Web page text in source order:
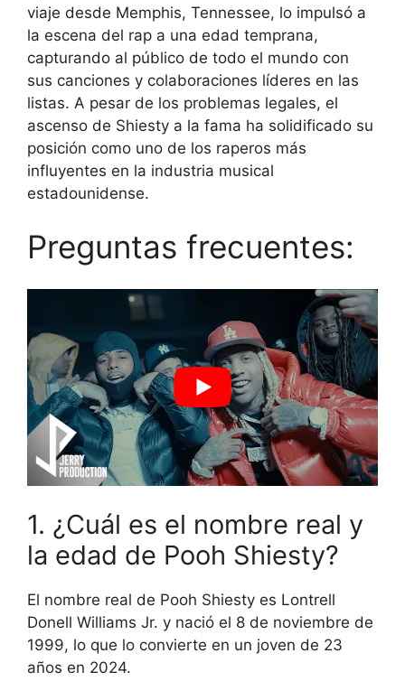
viaje desde Memphis, Tennessee, lo impulsó a
la escena del rap a una edad temprana,
capturando al público de todo el mundo con
sus canciones y colaboraciones líderes en las
listas. A pesar de los problemas legales, el
ascenso de Shiesty a la fama ha solidificado su
posición como uno de los raperos más
influyentes en la industria musical
estadounidense.
Preguntas frecuentes:
1. ¿Cuál es el nombre real y
la edad de Pooh Shiesty?
El nombre real de Pooh Shiesty es Lontrell
Donell Williams Jr. y nació el 8 de noviembre de
1999, lo que lo convierte en un joven de 23
años en 2024.